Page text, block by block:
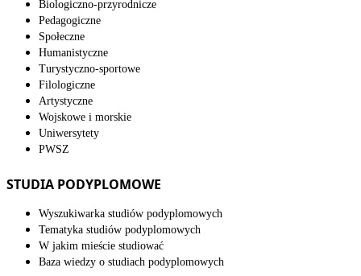
Biologiczno-przyrodnicze
Pedagogiczne
Społeczne
Humanistyczne
Turystyczno-sportowe
Filologiczne
Artystyczne
Wojskowe i morskie
Uniwersytety
PWSZ
STUDIA PODYPLOMOWE
Wyszukiwarka studiów podyplomowych
Tematyka studiów podyplomowych
W jakim mieście studiować
Baza wiedzy o studiach podyplomowych